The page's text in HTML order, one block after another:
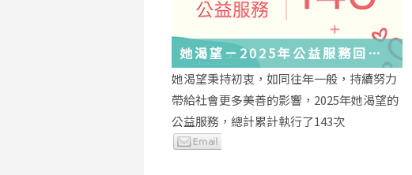
她渴望－2025年公益服務回顧
與感謝
她渴望秉持初衷，如同往年一般，持續努力
帶給社會更多美善的影響，2025年她渴望的
公益服務，總計累計執行了143次